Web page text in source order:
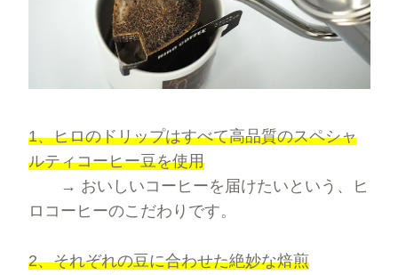
シングルオリジン
ブレンドコーヒー
デカフェオーガニック（カフェインレス）
大容量コーヒー豆
オーガニックコーヒーへのこだわり
デカフェについて
HIRO CERT認証農園について
ヒロコーヒーについて
スペシャルティコーヒーとは
お買い物方法
お問合わせ
1、ヒロのドリップはすべて高品質のスペシャ
ルティコーヒー豆を使用
→ おいしいコーヒーを届けたいという、ヒ
ロコーヒーのこだわりです。
2、それぞれの豆に合わせた絶妙な焙煎